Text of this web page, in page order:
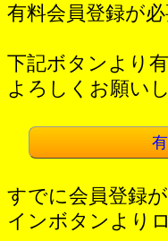
有料会員登録が必
下記ボタンより
よろしくお願いし
すでに会員登録
インボタンより